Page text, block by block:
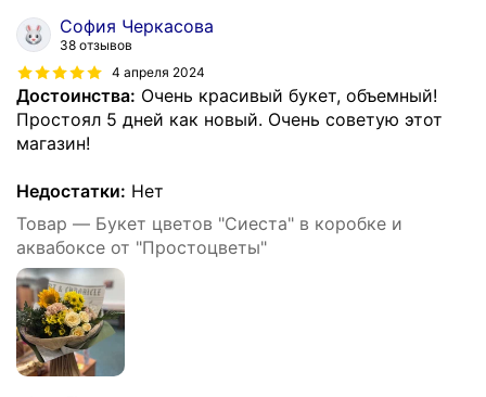
София Черкасова
38 отзывов
4 апреля 2024
Достоинства: Очень красивый букет, объемный!
Простоял 5 дней как новый. Очень советую этот
магазин!
Недостатки: Нет
Товар — Букет цветов "Сиеста" в коробке и
аквабоксе от "Простоцветы"